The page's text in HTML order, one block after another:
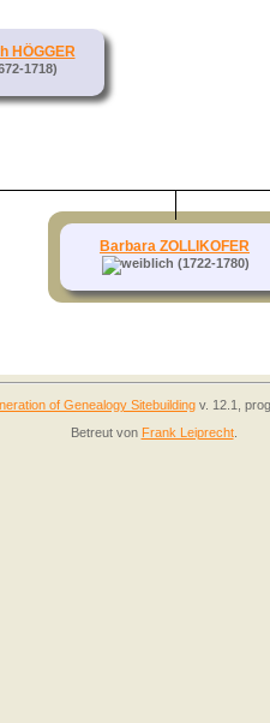
HÖGGER
1718)
Barbara ZOLLIKOFER
(1722-1780)
of Genealogy Sitebuildingv. 12.1,
Betreut von Frank Leiprecht.